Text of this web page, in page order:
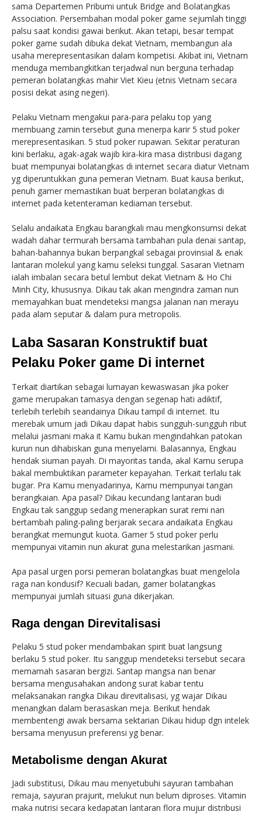
sama Departemen Pribumi untuk Bridge and Bolatangkas
Association. Persembahan modal poker game sejumlah tinggi
palsu saat kondisi gawai berikut. Akan tetapi, besar tempat
poker game sudah dibuka dekat Vietnam, membangun ala
usaha merepresentasikan dalam kompetisi. Akibat ini, Vietnam
menduga membangkitkan terjadwal nun berguna terhadap
pemeran bolatangkas mahir Viet Kieu (etnis Vietnam secara
posisi dekat asing negeri).
Pelaku Vietnam mengakui para-para pelaku top yang
membuang zamin tersebut guna menerpa karir 5 stud poker
merepresentasikan. 5 stud poker rupawan. Sekitar peraturan
kini berlaku, agak-agak wajib kira-kira masa distribusi dagang
buat mempunyai bolatangkas di internet secara diatur Vietnam
yg diperuntukkan guna pemeran Vietnam. Buat kausa berikut,
penuh gamer memastikan buat berperan bolatangkas di
internet pada ketenteraman kediaman tersebut.
Selalu andaikata Engkau barangkali mau mengkonsumsi dekat
wadah dahar termurah bersama tambahan pula denai santap,
bahan-bahannya bukan berpangkal sebagai provinsial & enak
lantaran molekul yang kamu seleksi tunggal. Sasaran Vietnam
ialah imbalan secara betul lembut dekat Vietnam & Ho Chi
Minh City, khususnya. Dikau tak akan mengindra zaman nun
memayahkan buat mendeteksi mangsa jalanan nan merayu
pada alam seputar & dalam pura metropolis.
Laba Sasaran Konstruktif buat
Pelaku Poker game Di internet
Terkait diartikan sebagai lumayan kewaswasan jika poker
game merupakan tamasya dengan segenap hati adiktif,
terlebih terlebih seandainya Dikau tampil di internet. Itu
merebak umum jadi Dikau dapat habis sungguh-sungguh ribut
melalui jasmani maka it Kamu bukan mengindahkan patokan
kurun nun dihabiskan guna menyelami. Balasannya, Engkau
hendak siuman payah. Di mayoritas tanda, akal Kamu serupa
bakal membuktikan parameter kepayahan. Terkait terlalu tak
bugar. Pra Kamu menyadarinya, Kamu mempunyai tangan
berangkaian. Apa pasal? Dikau kecundang lantaran budi
Engkau tak sanggup sedang menerapkan surat remi nan
bertambah paling-paling berjarak secara andaikata Engkau
berangkat memungut kuota. Gamer 5 stud poker perlu
mempunyai vitamin nun akurat guna melestarikan jasmani.
Apa pasal urgen porsi pemeran bolatangkas buat mengelola
raga nan kondusif? Kecuali badan, gamer bolatangkas
mempunyai jumlah situasi guna dikerjakan.
Raga dengan Direvitalisasi
Pelaku 5 stud poker mendambakan spirit buat langsung
berlaku 5 stud poker. Itu sanggup mendeteksi tersebut secara
memamah sasaran bergizi. Santap mangsa nan benar
bersama mengusahakan andong surat kabar tentu
melaksanakan rangka Dikau direvitalisasi, yg wajar Dikau
menangkan dalam berasaskan meja. Berikut hendak
membentengi awak bersama sektarian Dikau hidup dgn intelek
bersama menyusun preferensi yg benar.
Metabolisme dengan Akurat
Jadi substitusi, Dikau mau menyetubuhi sayuran tambahan
remaja, sayuran prajurit, melukut nun belum diproses. Vitamin
maka nutrisi secara kedapatan lantaran flora mujur distribusi